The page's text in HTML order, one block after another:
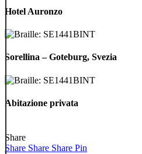
Auronzo
Hotel Auronzo
–
Svezia
Sorellina – Goteburg, Svezia
privata
Abitazione privata
Share
Share Share Share Pin